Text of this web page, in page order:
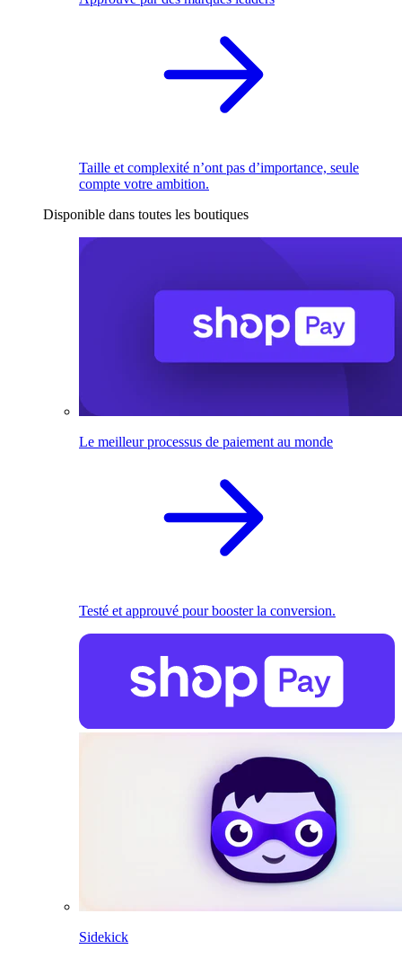
Taille et complexité n’ont pas d’importance, seule
compte votre ambition.
Disponible dans toutes les boutiques
Le meilleur processus de paiement au monde
Testé et approuvé pour booster la conversion.
Sidekick